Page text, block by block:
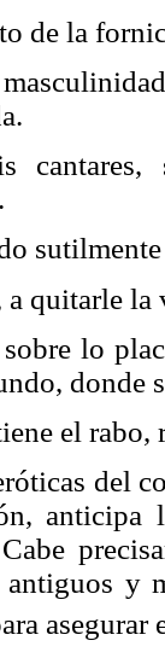
de la
a quitarle
lo
donde
el rabo,
del
y
asegurar